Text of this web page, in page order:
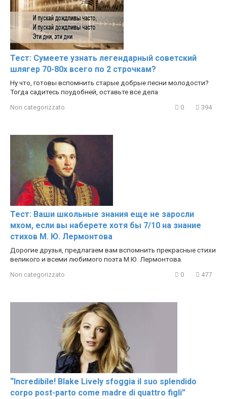
Тест: Сумеете узнать легендарный советский
шлягер 70-80х всего по 2 строчкам?
Ну что, готовы вспомнить старые добрые песни молодости?
Тогда садитесь поудобней, оставьте все дела
Non categorizzato 0 394
Тест: Ваши школьные знания еще не заросли
мхом, если вы наберете хотя бы 7/10 на знание
стихов М. Ю. Лермонтова
Дорогие друзья, предлагаем вам вспомнить прекрасные стихи
великого и всеми любимого поэта М.Ю. Лермонтова.
Non categorizzato 0 477
“Incredibile! Blake Lively sfoggia il suo splendido
corpo post-parto come madre di quattro figli”